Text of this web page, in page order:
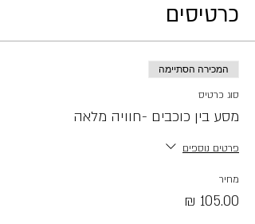
כרטיסים
המכירה הסתיימה
סוג כרטיס
מסע בין כוכבים -חוויה מלאה
פרטים נוספים
מחיר